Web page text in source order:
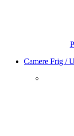
Camere Frig /